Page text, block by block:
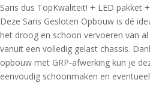
Saris dus TopKwaliteit! + LED pakket
Deze Saris Gesloten Opbouw is dé
het droog en schoon vervoeren van
vanuit een volledig gelast chassis.
opbouw met GRP-afwerking kun je
eenvoudig schoonmaken en